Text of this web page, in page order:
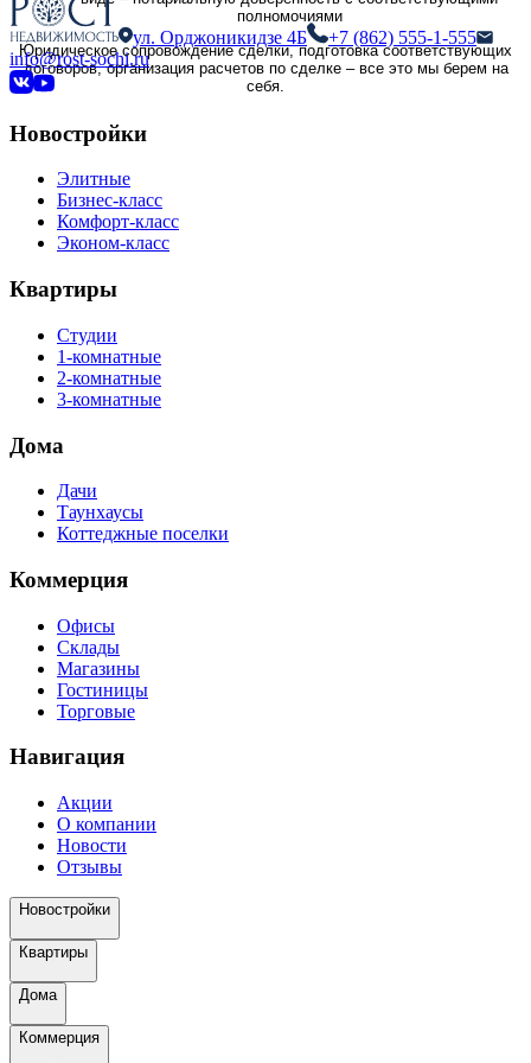
полномочиями
Юридическое сопровождение сделки, подготовка соответствующих
договоров, организация расчетов по сделке – все это мы берем на
себя.
ул. Орджоникидзе 4Б
+7 (862) 555-1-555
info@rost-sochi.ru
Новостройки
Элитные
Бизнес-класс
Комфорт-класс
Эконом-класс
Квартиры
Студии
1-комнатные
2-комнатные
3-комнатные
Дома
Дачи
Таунхаусы
Коттеджные поселки
Коммерция
Офисы
Склады
Магазины
Гостиницы
Торговые
Навигация
Акции
О компании
Новости
Отзывы
Новостройки
Квартиры
Дома
Коммерция